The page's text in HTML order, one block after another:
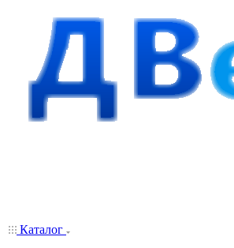
Каталог